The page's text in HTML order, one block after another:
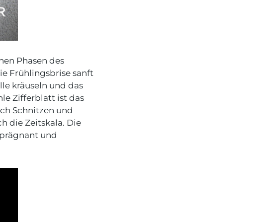
Phasen des
Frühlingsbrise sanft
kräuseln und das
Zifferblatt ist das
Schnitzen und
die Zeitskala. Die
und